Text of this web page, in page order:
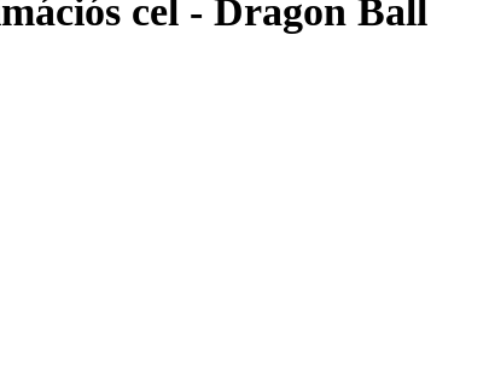
cel - Dragon Ball